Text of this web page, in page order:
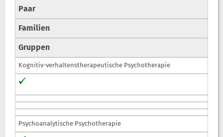
Paar
Familien
Gruppen
Kognitiv-verhaltenstherapeutische Psychotherapie
Psychoanalytische Psychotherapie